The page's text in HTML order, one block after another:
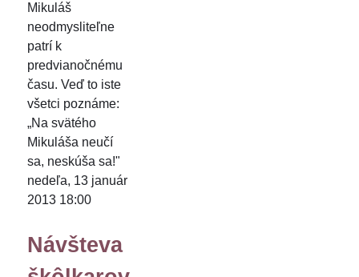
Mikuláš
neodmysliteľne
patrí k
predvianočnému
času. Veď to iste
všetci poznáme:
„Na svätého
Mikuláša neučí
sa, neskúša sa!"
nedeľa, 13 január
2013 18:00
Návšteva